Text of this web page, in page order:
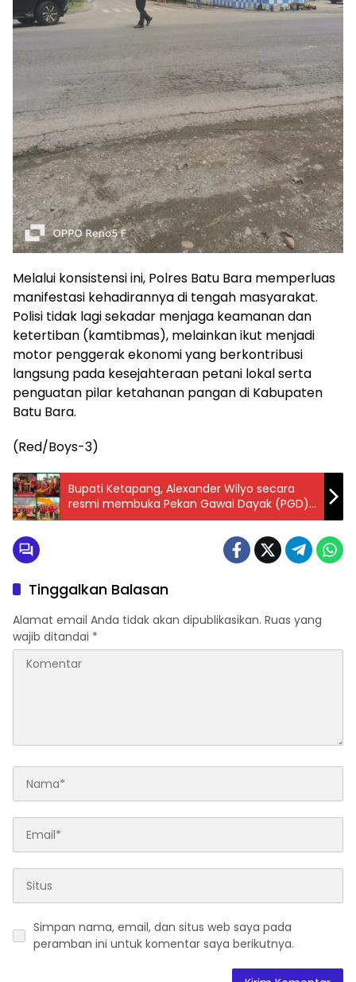
​Melalui konsistensi ini, Polres Batu Bara memperluas
manifestasi kehadirannya di tengah masyarakat.
Polisi tidak lagi sekadar menjaga keamanan dan
ketertiban (kamtibmas), melainkan ikut menjadi
motor penggerak ekonomi yang berkontribusi
langsung pada kesejahteraan petani lokal serta
penguatan pilar ketahanan pangan di Kabupaten
Batu Bara.
(Red/Boys-3)
Bupati Ketapang, Alexander Wilyo secara
resmi membuka Pekan Gawai Dayak (PGD)
XII Dewan Adat Dayak (DAD) di Kecamatan
Tinggalkan Balasan
Alamat email Anda tidak akan dipublikasikan. Ruas yang
wajib ditandai *
Simpan nama, email, dan situs web saya pada
peramban ini untuk komentar saya berikutnya.